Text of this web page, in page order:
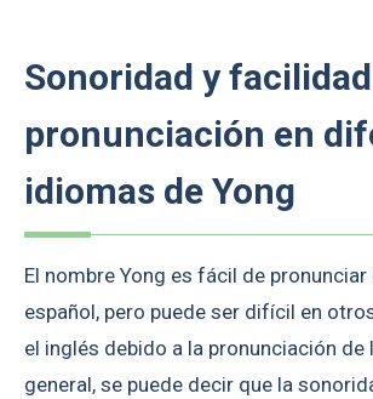
Sonoridad y
pronunciación en
idiomas de Yong
El nombre Yong es fácil de pronunciar
español, pero puede ser difícil en
el inglés debido a la pronunciación de
general, se puede decir que la